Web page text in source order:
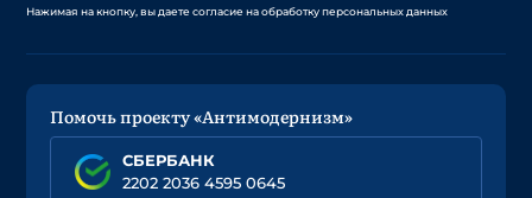
Нажимая на кнопку, вы даете согласие на обработку персональных данных
Помочь проекту «Антимодернизм»
СБЕРБАНК
2202 2036 4595 0645